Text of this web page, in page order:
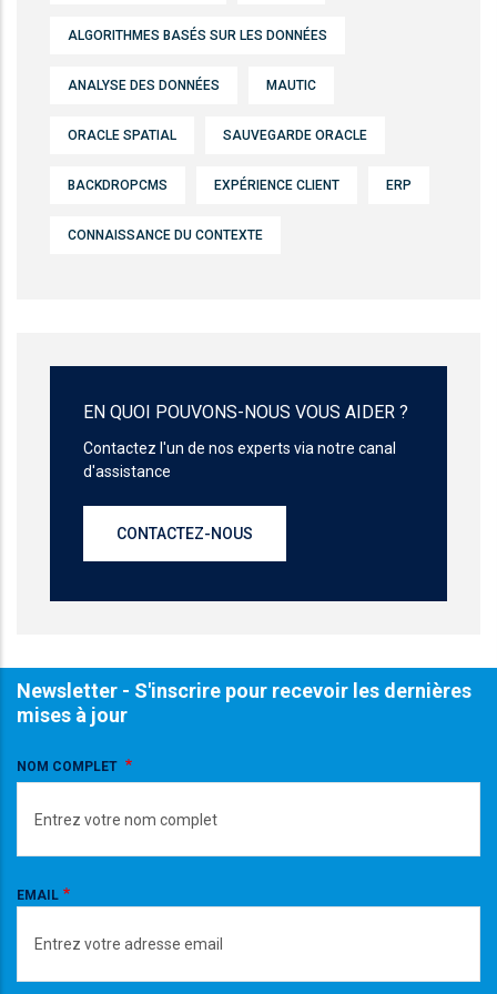
ALGORITHMES BASÉS SUR LES DONNÉES
ANALYSE DES DONNÉES MAUTIC
ORACLE SPATIAL SAUVEGARDE ORACLE
BACKDROPCMS EXPÉRIENCE CLIENT ERP
CONNAISSANCE DU CONTEXTE
EN QUOI POUVONS-NOUS VOUS AIDER ?
Contactez l'un de nos experts via notre canal
d'assistance
CONTACTEZ-NOUS
Newsletter - S'inscrire pour recevoir les dernières
mises à jour
NOM COMPLET
EMAIL